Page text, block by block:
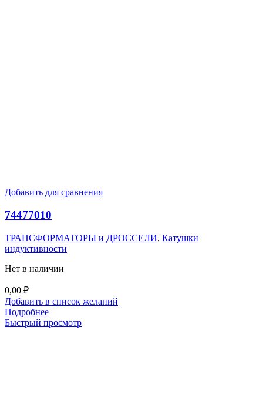
Добавить для сравнения
74477010
ТРАНСФОРМАТОРЫ и ДРОССЕЛИ, Катушки
индуктивности
Нет в наличии
0,00 ₽
Добавить в список желаний
Подробнее
Быстрый просмотр